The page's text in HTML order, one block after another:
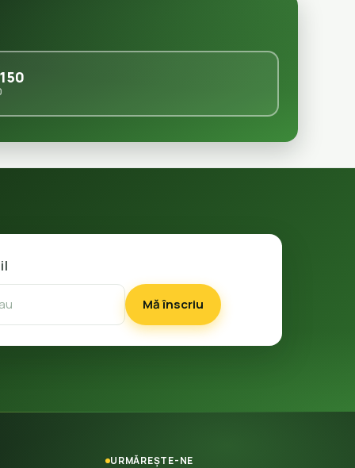
Mă înscriu
URMĂREȘTE-NE